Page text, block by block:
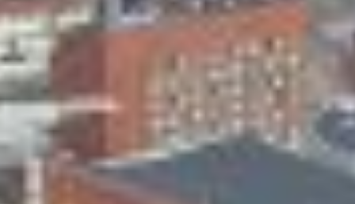
Skeittihalli
Varhaiskasvatus
Ateria- ja välipalamaksut
Mämminiemi